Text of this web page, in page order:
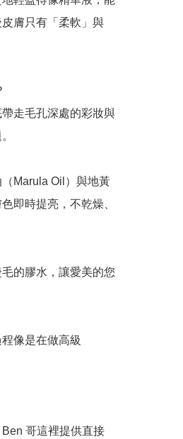
膚只有「柔軟」與
走毛孔深處的彩妝與
Marula Oil）與地黃
即時提亮，不乾燥、
的膠水，讓愛美的您
像是在做高級
哥這裡提供直接